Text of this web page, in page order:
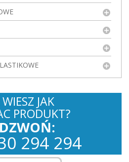
JAK
PRODUKT?
294 294